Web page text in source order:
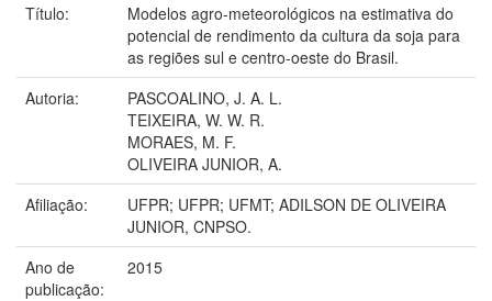
Título:
Modelos agro-meteorológicos na estimativa do
potencial de rendimento da cultura da soja para
as regiões sul e centro-oeste do Brasil.
Autoria:
PASCOALINO, J. A. L.
TEIXEIRA, W. W. R.
MORAES, M. F.
OLIVEIRA JUNIOR, A.
Afiliação:
UFPR; UFPR; UFMT; ADILSON DE OLIVEIRA
JUNIOR, CNPSO.
Ano de
publicação:
2015